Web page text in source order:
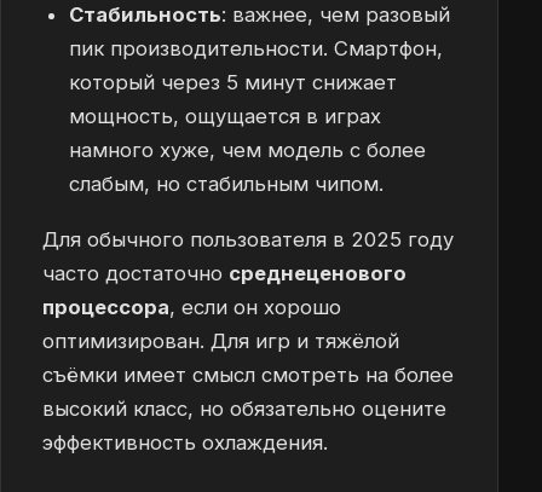
Стабильность: важнее, чем разовый
пик производительности. Смартфон,
который через 5 минут снижает
мощность, ощущается в играх
намного хуже, чем модель с более
слабым, но стабильным чипом.
Для обычного пользователя в 2025 году
часто достаточно среднеценового
процессора, если он хорошо
оптимизирован. Для игр и тяжёлой
съёмки имеет смысл смотреть на более
высокий класс, но обязательно оцените
эффективность охлаждения.